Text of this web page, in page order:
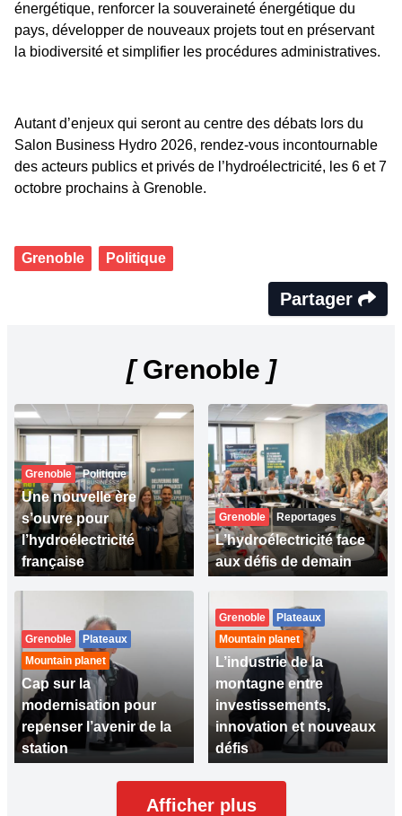
énergétique, renforcer la souveraineté énergétique du
pays, développer de nouveaux projets tout en préservant
la biodiversité et simplifier les procédures administratives.
Autant d’enjeux qui seront au centre des débats lors du
Salon Business Hydro 2026, rendez-vous incontournable
des acteurs publics et privés de l’hydroélectricité, les 6 et 7
octobre prochains à Grenoble.
Grenoble Politique
Partager
[Grenoble ]
Grenoble Politique
Une nouvelle ère
s’ouvre pour
l’hydroélectricité
française
Grenoble Reportages
L’hydroélectricité face
aux défis de demain
Grenoble
Plateaux
Mountain planet
Cap sur la
modernisation pour
repenser l’avenir de la
station
Grenoble
Plateaux
Mountain planet
L’industrie de la
montagne entre
investissements,
innovation et nouveaux
défis
Afficher plus